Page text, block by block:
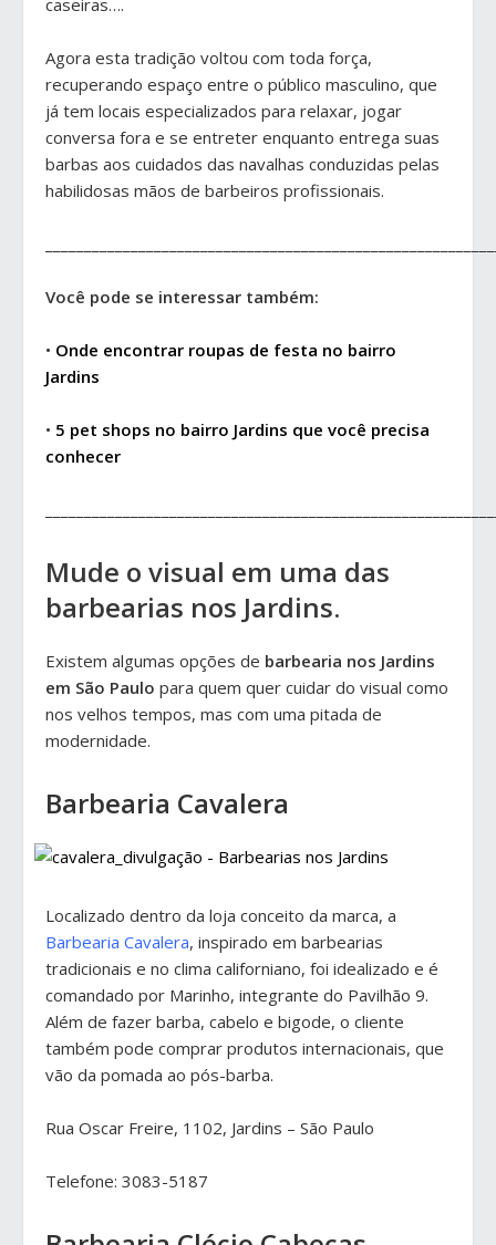
Agora esta tradição voltou com toda força,
recuperando espaço entre o público masculino, que
já tem locais especializados para relaxar, jogar
conversa fora e se entreter enquanto entrega suas
barbas aos cuidados das navalhas conduzidas pelas
habilidosas mãos de barbeiros profissionais.
Você pode se interessar também:
• Onde encontrar roupas de festa no bairro
Jardins
• 5 pet shops no bairro Jardins que você precisa
conhecer
Mude o visual em uma das
barbearias nos Jardins.
Existem algumas opções de barbearia nos Jardins
em São Paulo para quem quer cuidar do visual como
nos velhos tempos, mas com uma pitada de
modernidade.
Barbearia Cavalera
Localizado dentro da loja conceito da marca, a
Barbearia Cavalera, inspirado em barbearias
tradicionais e no clima californiano, foi idealizado e é
comandado por Marinho, integrante do Pavilhão 9.
Além de fazer barba, cabelo e bigode, o cliente
também pode comprar produtos internacionais, que
vão da pomada ao pós-barba.
Rua Oscar Freire, 1102, Jardins – São Paulo
Telefone: 3083-5187